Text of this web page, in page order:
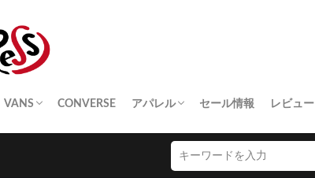
VANS CONVERSE アパレル セール情報 レビュー